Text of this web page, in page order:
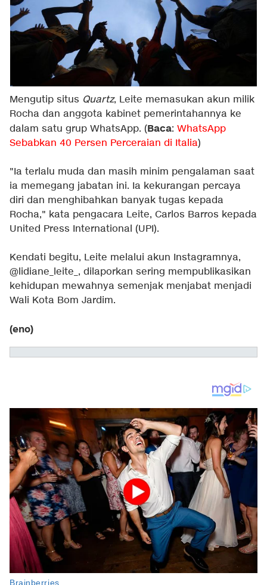
Mengutip situs Quartz, Leite memasukan akun milik
Rocha dan anggota kabinet pemerintahannya ke
dalam satu grup WhatsApp. (Baca: WhatsApp
Sebabkan 40 Persen Perceraian di Italia)
"Ia terlalu muda dan masih minim pengalaman saat
ia memegang jabatan ini. Ia kekurangan percaya
diri dan menghibahkan banyak tugas kepada
Rocha," kata pengacara Leite, Carlos Barros kepada
United Press International (UPI).
Kendati begitu, Leite melalui akun Instagramnya,
@lidiane_leite_, dilaporkan sering mempublikasikan
kehidupan mewahnya semenjak menjabat menjadi
Wali Kota Bom Jardim.
(eno)